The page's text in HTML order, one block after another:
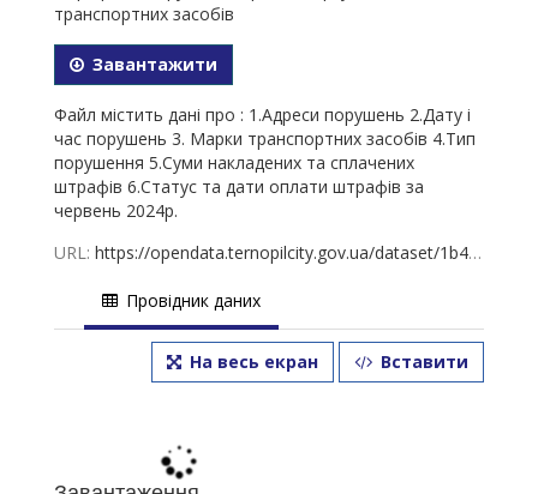
транспортних засобів
Завантажити
Файл містить дані про : 1.Адреси порушень 2.Дату і
час порушень 3. Марки транспортних засобів 4.Тип
порушення 5.Суми накладених та сплачених
штрафів 6.Статус та дати оплати штрафів за
червень 2024р.
URL: https://opendata.ternopilcity.gov.ua/dataset/1b48b810-5bc2-4c02-802e-3c282b6f5c30/resource/7f82edd4-1757-4b86-a5a7-f5bd42df2b5d/download/-2024.xlsx
Провідник даних
На весь екран Вставити